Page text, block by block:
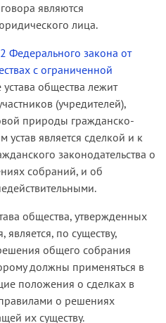
являются
лица.
Федерального закона от
с ограниченной
устава общества лежит
(учредителей),
природы гражданско-
устав является сделкой и к
законодательства о
собраний, и об
общества, утвержденных
по существу,
общего собрания
должны применяться в
положения о сделках в
о решениях
их существу.